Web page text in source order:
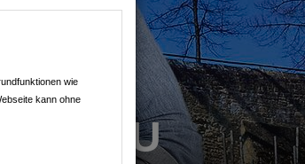
wie
kann ohne